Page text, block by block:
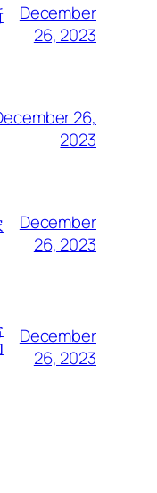
December
26, 2023
26,
2023
December
26, 2023
December
26, 2023